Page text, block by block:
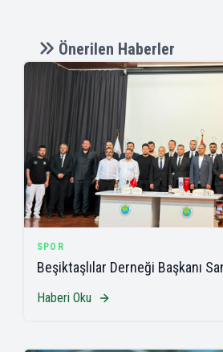
Önerilen Haberler
SPOR
Beşiktaşlılar Derneği Başkanı
Haberi Oku